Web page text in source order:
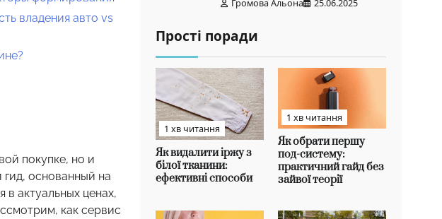
владения авто vs
покупке, но и
основанный на
актуальных ценах,
как сервис
Громова Альона 25.06.2025
Прості поради
1 хв читання
Як видалити іржу з
білої тканини:
ефективні способи
1 хв читання
Як обрати першу
под-систему:
практичний гайд без
зайвої теорії